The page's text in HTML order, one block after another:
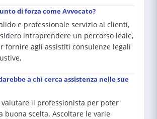
di forza come Avvocato?
e professionale servizio ai clienti,
intraprendere un percorso leale,
fornire agli assistiti consulenze legali
a chi cerca assistenza nelle sue
il professionista per poter
buona scelta. Ascoltare le varie